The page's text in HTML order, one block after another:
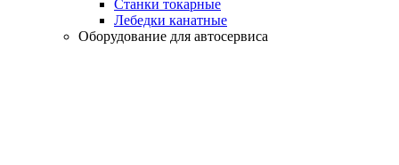
Станки токарные
Лебедки канатные
Оборудование для автосервиса